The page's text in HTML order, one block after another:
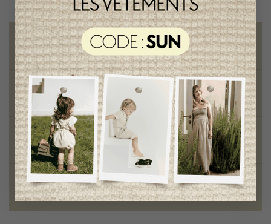
Livraison gratuite
sur toute commande de 100 $ et plus
Vêtements chics et tendances
pour mamans et enfants
Style et élégance
qualité remarquable
Fondation des étoiles
fiers de collaborer à une bonne cause